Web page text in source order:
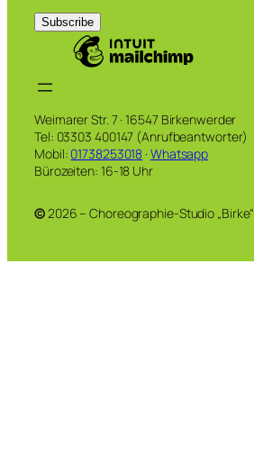
Weimarer Str. 7 · 16547 Birkenwerder
Tel: 03303 400147 (Anrufbeantworter)
Mobil: 01738253018 · Whatsapp
Bürozeiten: 16-18 Uhr
©2026 – Choreographie-Studio „Birke“